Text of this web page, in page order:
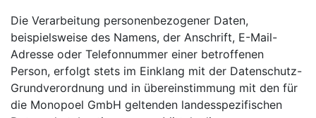
Die Verarbeitung personenbezogener Daten,
beispielsweise des Namens, der Anschrift, E-Mail-
Adresse oder Telefonnummer einer betroffenen
Person, erfolgt stets im Einklang mit der Datenschutz-
Grundverordnung und in übereinstimmung mit den für
die Monopoel GmbH geltenden landesspezifischen